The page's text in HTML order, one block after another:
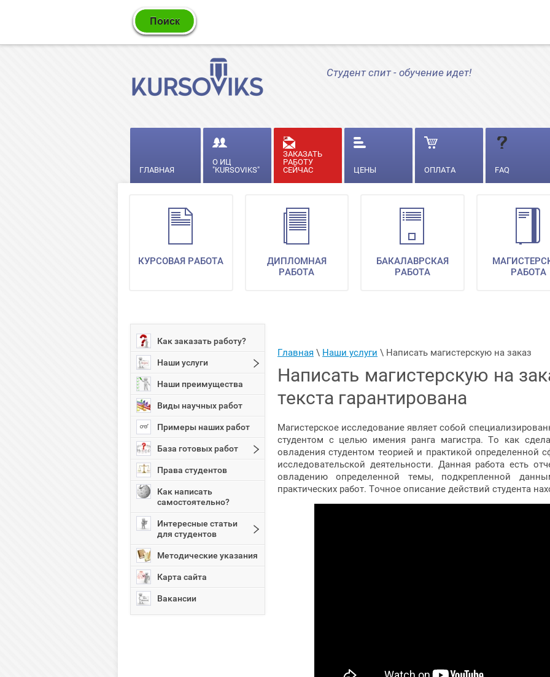
Студент спит - обучение идет!
ГЛАВНАЯ
О ИЦ
"KURSOVIKS"
ЗАКАЗАТЬ
РАБОТУ
СЕЙЧАС
ЦЕНЫ ОПЛАТА FAQ
КУРСОВАЯ РАБОТА
ДИПЛОМНАЯ
РАБОТА
БАКАЛАВРСКАЯ
РАБОТА
РАБОТА
Как заказать работу?
Наши услуги
Наши преимущества
Виды научных работ
Примеры наших работ
База готовых работ
Права студентов
Как написать
самостоятельно?
Интересные статьи
для студентов
Методические указания
Карта сайта
Вакансии
Главная \ Наши услуги \ Написать магистерскую на заказ
Написать магистерскую на
текста гарантирована
Магистерское исследование являет собой
студентом с целью имения ранга магистра. То как
овладения студентом теорией и практикой определенной
исследовательской деятельности. Данная работа есть
овладению определенной темы, подкрепленной
практических работ. Точное описание действий студента